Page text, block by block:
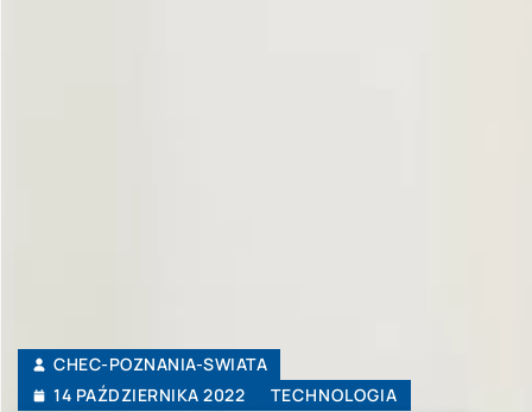
CHEC-POZNANIA-SWIATA
14 PAŹDZIERNIKA 2022
TECHNOLOGIA